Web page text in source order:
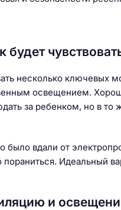
будет
несколько ключевых
освещением.
за ребенком, но в
вдали от
Идеальный
и